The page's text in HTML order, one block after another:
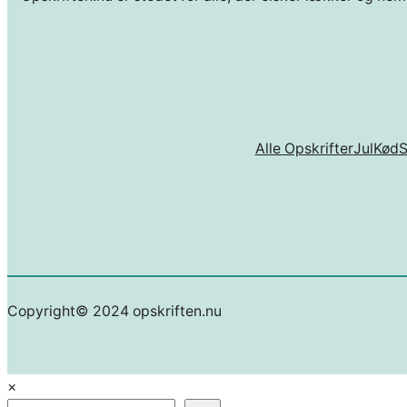
Alle OpskrifterJulKød
Copyright© 2024 opskriften.nu
×